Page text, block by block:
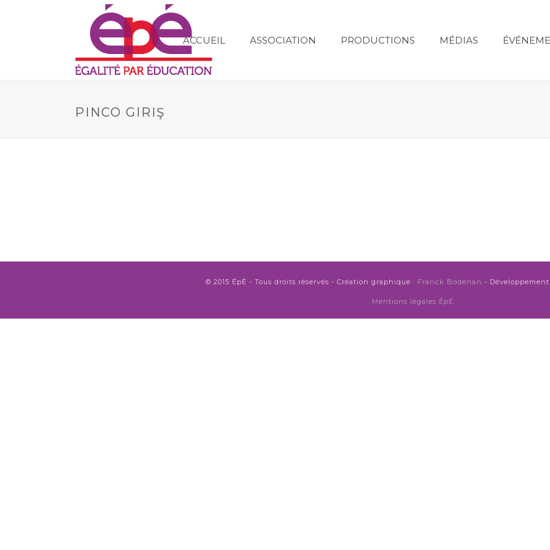
ACCUEIL ASSOCIATION PRODUCTIONS MÉDIAS
PINCO GIRIŞ
© 2015 ÉpÉ - Tous droits réservés - Création graphique : Franck Bodenan -
Mentions légales ÉpÉ